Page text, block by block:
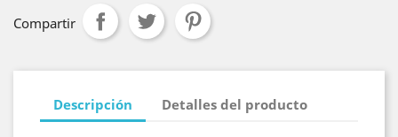
Compartir
Descripción Detalles del producto